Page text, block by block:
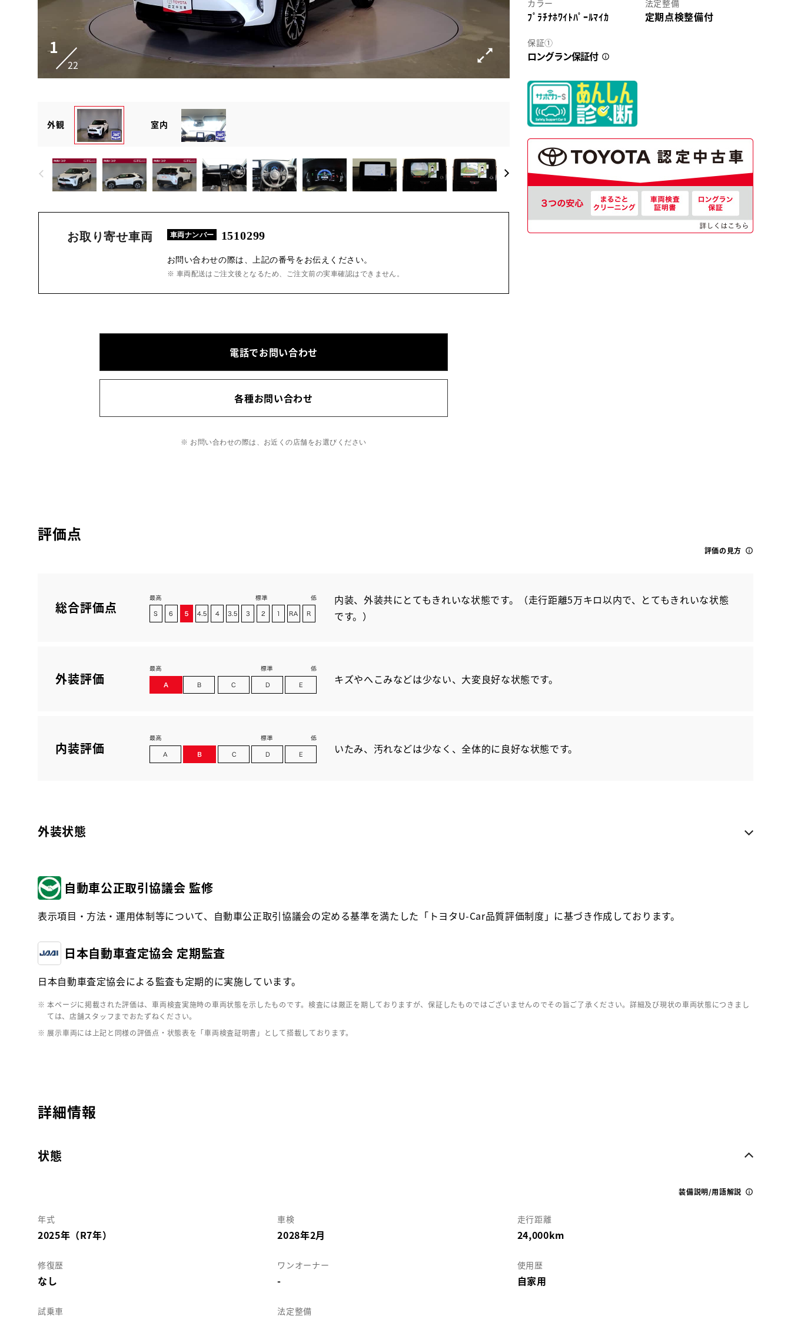
1
22
2
22
外観 室内
お取り寄せ車両 車両ナンバー 1510299
お問い合わせの際は、上記の番号をお伝えください。
※ 車両配送はご注文後となるため、ご注文前の実車確認はできません。
電話でお問い合わせ
各種お問い合わせ
※ お問い合わせの際は、お近くの店舗をお選びください
カラー
ﾌﾟﾗﾁﾅﾎﾜｲﾄﾊﾟｰﾙﾏｲｶ
法定整備
定期点検整備付
保証①
ロングラン保証付
評価点
評価の見方
総合評価点
内装、外装共にとてもきれいな状態です。（走行距離5万キロ以内で、とてもきれいな状態
です。）
外装評価 キズやへこみなどは少ない、大変良好な状態です。
内装評価 いたみ、汚れなどは少なく、全体的に良好な状態です。
外装状態
自動車公正取引協議会 監修
表示項目・方法・運用体制等について、自動車公正取引協議会の定める基準を満たした「トヨタU-Car品質評価制度」に基づき作成しております。
日本自動車査定協会 定期監査
日本自動車査定協会による監査も定期的に実施しています。
※ 本ページに掲載された評価は、車両検査実施時の車両状態を示したものです。検査には厳正を期しておりますが、保証したものではございませんのでその旨ご了承ください。詳細及び現状の車両状態につきまし
ては、店舗スタッフまでおたずねください。
※ 展示車両には上記と同様の評価点・状態表を「車両検査証明書」として搭載しております。
詳細情報
状態
装備説明/用語解説
年式
2025年（R7年）
車検
2028年2月
走行距離
24,000km
修復歴
なし
ワンオーナー
-
使用歴
自家用
試乗車 法定整備